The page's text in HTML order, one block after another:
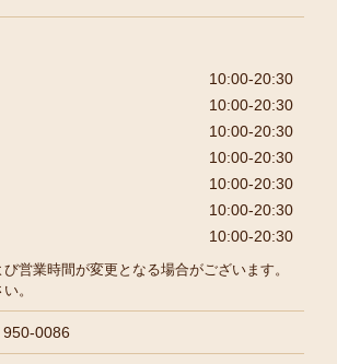
10:00-20:30
10:00-20:30
10:00-20:30
10:00-20:30
10:00-20:30
10:00-20:30
10:00-20:30
営業時間が変更となる場合がございます。
。
950-0086